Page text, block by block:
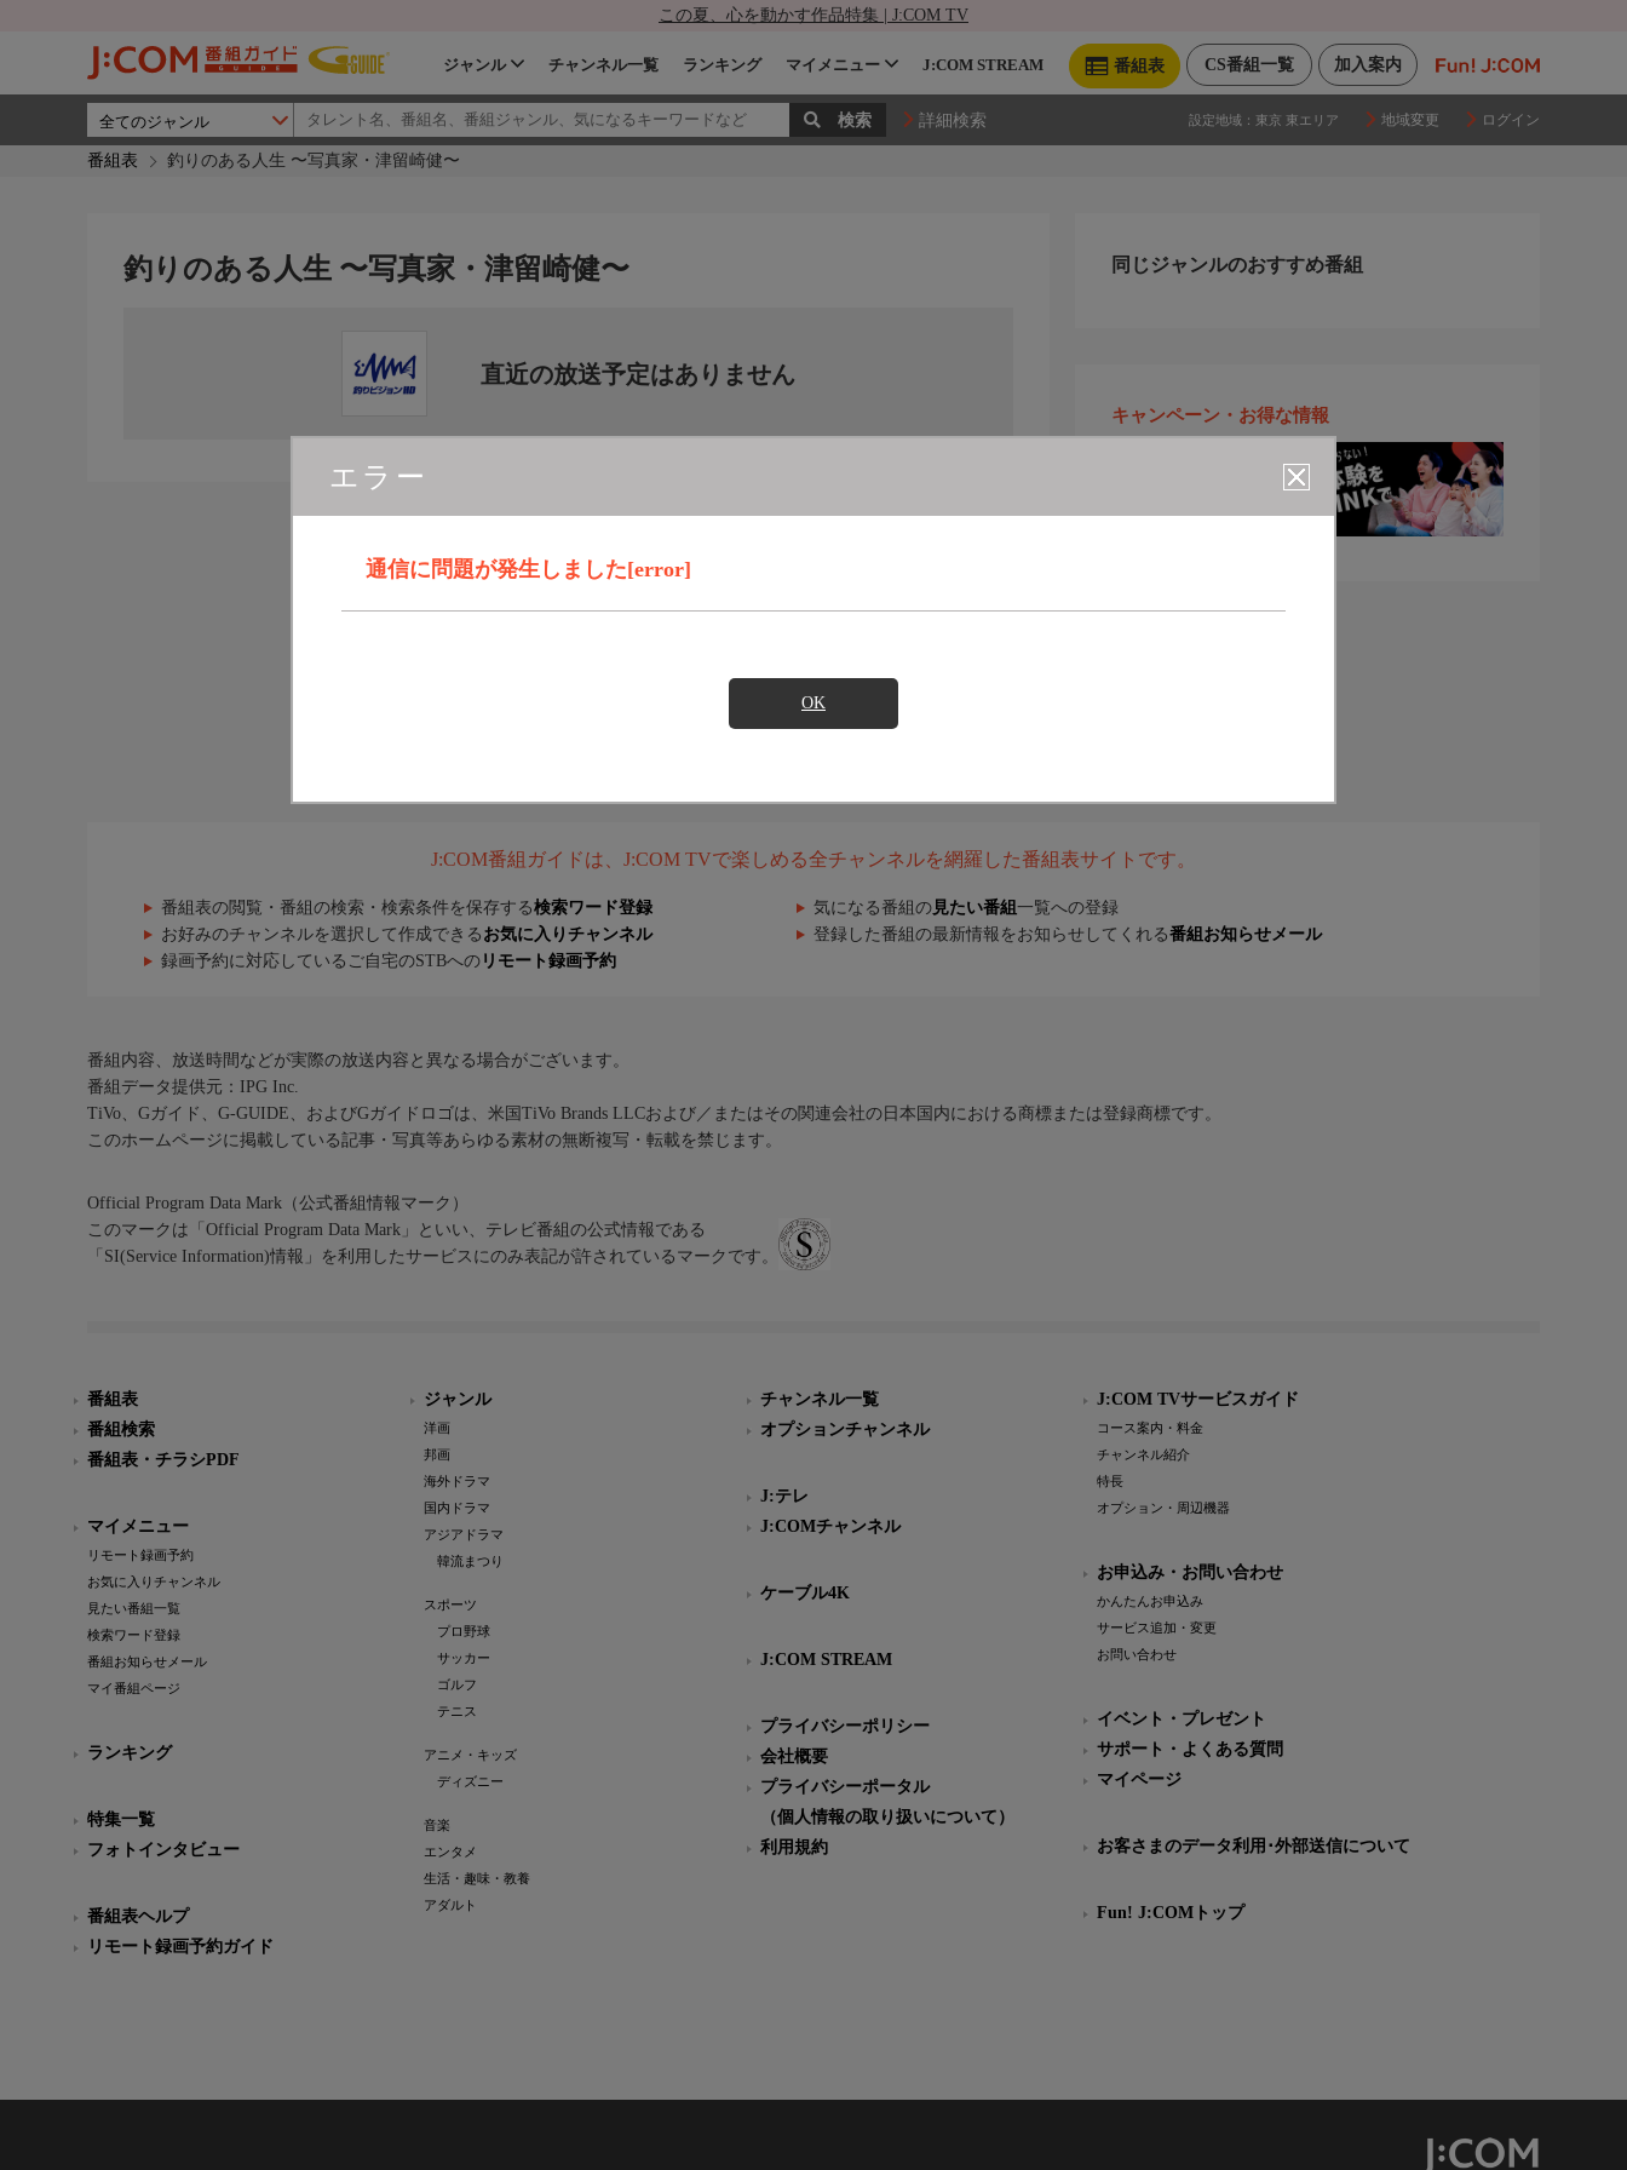
この夏、心を動かす作品特集 | J:COM TV
加入案内
CS番組一覧
番組表
ジャンル チャンネル一覧 ランキング マイメニュー J:COM STREAM
詳細検索 設定地域： 東京 東エリア 地域変更 ログイン
番組表 釣りのある人生 〜写真家・津留崎健〜
エラー
通信に問題が発生しました[error]
OK
釣りのある人生 〜写真家・津留崎健〜
直近の放送予定はありません
同じジャンルのおすすめ番組
キャンペーン・お得な情報
J:COM番組ガイドは、J:COM TVで楽しめる全チャンネルを網羅した番組表サイトです。
番組表の閲覧・番組の検索・検索条件を保存する検索ワード登録 気になる番組の 見たい番組 一覧への登録
お好みのチャンネルを選択して作成できる お気に入りチャンネル 登録した番組の最新情報をお知らせしてくれる番組お知らせメール
録画予約に対応しているご自宅のSTBへの リモート録画予約
番組内容、放送時間などが実際の放送内容と異なる場合がございます。
番組データ提供元：IPG Inc.
TiVo、Gガイド、G-GUIDE、およびGガイドロゴは、米国TiVo Brands LLCおよび／またはその関連会社の日本国内における商標または登録商標です。
このホームページに掲載している記事・写真等あらゆる素材の無断複写・転載を禁じます。
Official Program Data Mark（公式番組情報マーク）
このマークは「Official Program Data Mark」といい、テレビ番組の公式情報である
「SI(Service Information)情報」を利用したサービスにのみ表記が許されているマークです。
番組表
番組検索
番組表・チラシPDF
マイメニュー
リモート録画予約
お気に入りチャンネル
見たい番組一覧
検索ワード登録
番組お知らせメール
マイ番組ページ
ランキング
特集一覧
フォトインタビュー
番組表ヘルプ
リモート録画予約ガイド
ジャンル
洋画
邦画
海外ドラマ
国内ドラマ
アジアドラマ
韓流まつり
スポーツ
プロ野球
サッカー
ゴルフ
テニス
アニメ・キッズ
ディズニー
音楽
エンタメ
生活・趣味・教養
アダルト
チャンネル一覧
オプションチャンネル
J:テレ
J:COMチャンネル
ケーブル4K
J:COM STREAM
プライバシーポリシー
会社概要
プライバシーポータル
（個人情報の取り扱いについて）
利用規約
J:COM TVサービスガイド
コース案内・料金
チャンネル紹介
特長
オプション・周辺機器
お申込み・お問い合わせ
かんたんお申込み
サービス追加・変更
お問い合わせ
イベント・プレゼント
サポート・よくある質問
マイページ
お客さまのデータ利用･外部送信について
Fun! J:COMトップ